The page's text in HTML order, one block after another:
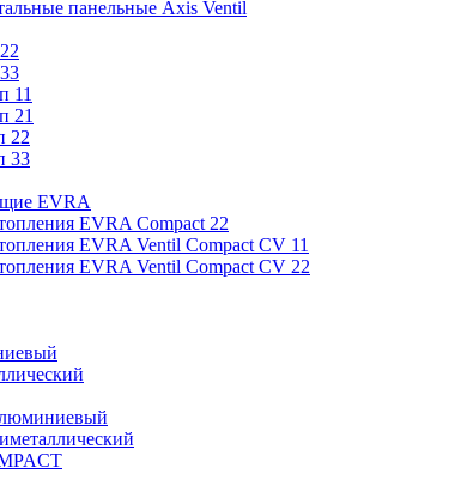
панельные Axis Ventil
11
21
22
33
EVRA
EVRA Compact 22
EVRA Ventil Compact CV 11
EVRA Ventil Compact CV 22